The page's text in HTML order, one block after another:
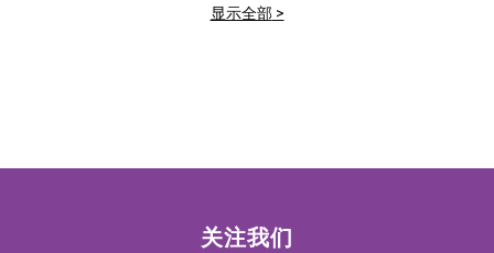
状糊精、脂肪酸甘油脂、维生素E（抗氧化剂）〕、凤梨酵素
显示全部>
关注我们